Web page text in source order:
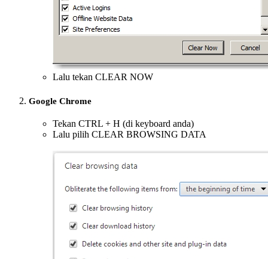
Lalu tekan CLEAR NOW
Google Chrome
Tekan CTRL + H (di keyboard anda)
Lalu pilih CLEAR BROWSING DATA